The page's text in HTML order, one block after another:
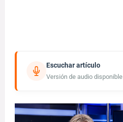
Escuchar artículo
Versión de audio disponible